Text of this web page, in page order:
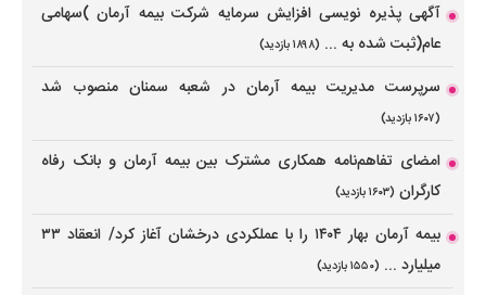
آگهی پذیره نویسی افزایش سرمایه شرکت بیمه آرمان )سهامی
عام(ثبت شده به ... (۱۸۹۸ بازدید)
سرپرست مدیریت بیمه آرمان در شعبه‌ سمنان منصوب شد
(۱۶۰۷ بازدید)
امضای تفاهم‌نامه همکاری مشترک بین بیمه آرمان و بانک رفاه
کارگران (۱۶۰۳ بازدید)
بیمه آرمان بهار ۱۴۰۴ را با عملکردی درخشان آغاز کرد/ انعقاد ۳۳
میلیارد ... (۱۵۵۰ بازدید)